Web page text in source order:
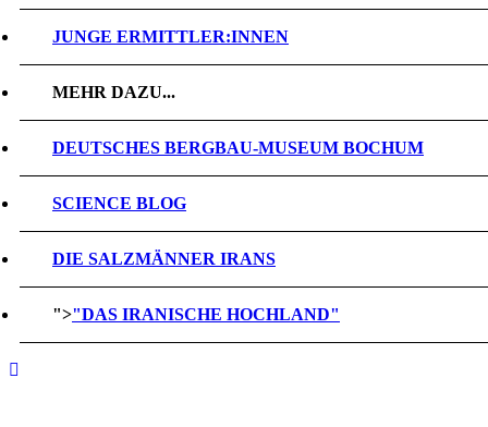
JUNGE ERMITTLER:INNEN
MEHR DAZU...
DEUTSCHES BERGBAU-MUSEUM BOCHUM
SCIENCE BLOG
DIE SALZMÄNNER IRANS
">"DAS IRANISCHE HOCHLAND"